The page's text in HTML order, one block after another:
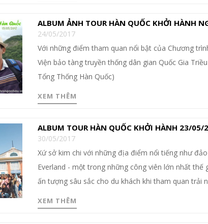
ALBUM ẢNH TOUR HÀN QUỐC KHỞI HÀNH
24/05/2017
Với những điểm tham quan nổi bật của Chương
Viện bảo tàng truyền thống dân gian Quốc Gia
Tổng Thống Hàn Quốc)
XEM THÊM
ALBUM TOUR HÀN QUỐC KHỞI HÀNH 23/05/
30/05/2017
Xứ sở kim chi với những địa điểm nổi tiếng như
Everland - một trong những công viên lớn nhất thế
ấn tượng sâu sắc cho du khách khi tham quan trải
XEM THÊM